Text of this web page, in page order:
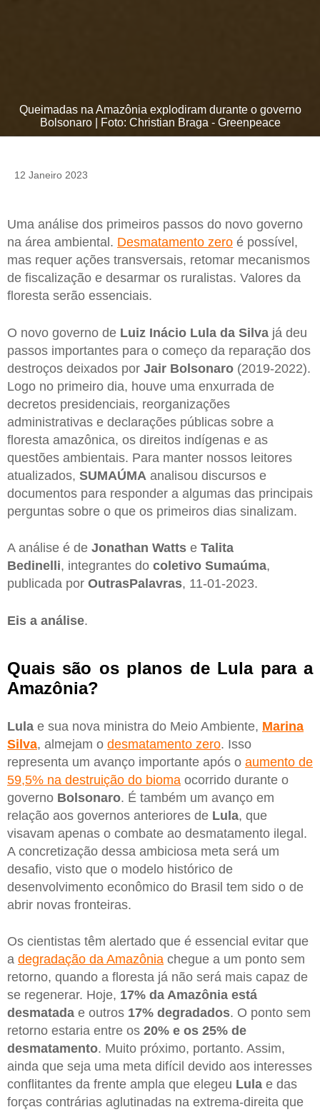
Queimadas na Amazônia explodiram durante o governo
Bolsonaro | Foto: Christian Braga - Greenpeace
12 Janeiro 2023
Uma análise dos primeiros passos do novo governo
na área ambiental. Desmatamento zero é possível,
mas requer ações transversais, retomar mecanismos
de fiscalização e desarmar os ruralistas. Valores da
floresta serão essenciais.
O novo governo de Luiz Inácio Lula da Silva já deu
passos importantes para o começo da reparação dos
destroços deixados por Jair Bolsonaro (2019-2022).
Logo no primeiro dia, houve uma enxurrada de
decretos presidenciais, reorganizações
administrativas e declarações públicas sobre a
floresta amazônica, os direitos indígenas e as
questões ambientais. Para manter nossos leitores
atualizados, SUMAÚMA analisou discursos e
documentos para responder a algumas das principais
perguntas sobre o que os primeiros dias sinalizam.
A análise é de Jonathan Watts e Talita
Bedinelli, integrantes do coletivo Sumaúma,
publicada por OutrasPalavras, 11-01-2023.
Eis a análise.
Quais são os planos de Lula para a
Amazônia?
Lula e sua nova ministra do Meio Ambiente, Marina
Silva, almejam o desmatamento zero. Isso
representa um avanço importante após o aumento de
59,5% na destruição do bioma ocorrido durante o
governo Bolsonaro. É também um avanço em
relação aos governos anteriores de Lula, que
visavam apenas o combate ao desmatamento ilegal.
A concretização dessa ambiciosa meta será um
desafio, visto que o modelo histórico de
desenvolvimento econômico do Brasil tem sido o de
abrir novas fronteiras.
Os cientistas têm alertado que é essencial evitar que
a degradação da Amazônia chegue a um ponto sem
retorno, quando a floresta já não será mais capaz de
se regenerar. Hoje, 17% da Amazônia está
desmatada e outros 17% degradados. O ponto sem
retorno estaria entre os 20% e os 25% de
desmatamento. Muito próximo, portanto. Assim,
ainda que seja uma meta difícil devido aos interesses
conflitantes da frente ampla que elegeu Lula e das
forças contrárias aglutinadas na extrema-direita que